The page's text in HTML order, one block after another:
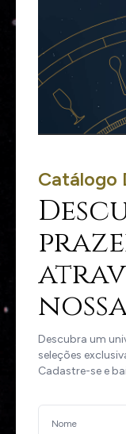
Catálogo
Descubra um
seleções
Cadastre-se e